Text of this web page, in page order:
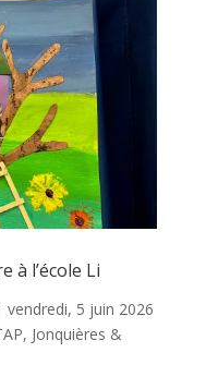
à l’école Li
vendredi, 5 juin 2026
, Jonquières &